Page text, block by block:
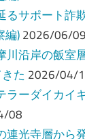
るサポート詐
編) 2026/06/09
川沿岸の飯室
た 2026/04/
ラーダイカイ
08
連光寺層から